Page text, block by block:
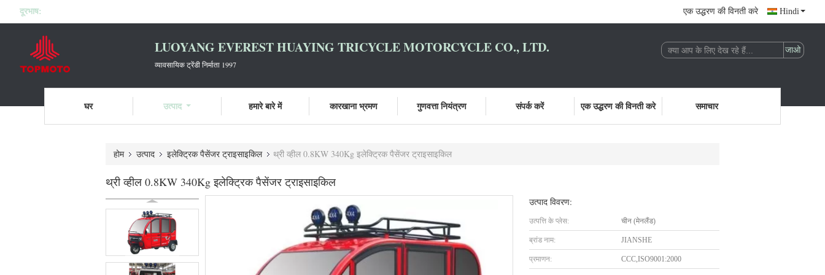
दूरभाष: एक उद्धरण की विनती करे Hindi
LUOYANG EVEREST HUAYING TRICYCLE MOTORCYCLE CO., LTD.
व्यावसायिक ट्रेंडी निर्माता 1997
घर उत्पाद हमारे बारे में कारखाना भ्रमण गुणवत्ता नियंत्रण संपर्क करें एक उद्धरण की विनती करे समाचार
होम उत्पाद इलेक्ट्रिक पैसेंजर ट्राइसाइकिल थ्री व्हील 0.8KW 340Kg इलेक्ट्रिक पैसेंजर ट्राइसाइकिल
थ्री व्हील 0.8KW 340Kg इलेक्ट्रिक पैसेंजर ट्राइसाइकिल
उत्पाद विवरण:
उत्पत्ति के प्लेस: चीन (मेनलैंड)
ब्रांड नाम: JIANSHE
प्रमाणन: CCC,ISO9001:2000